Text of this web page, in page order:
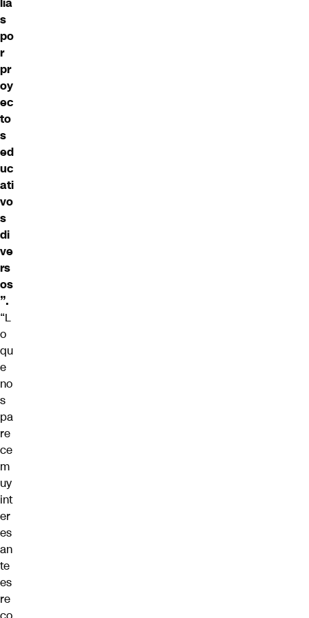
s
po
r
pr
oy
ec
to
s
ed
uc
ati
vo
s
di
ve
rs
os
”.
“L
o
qu
e
no
s
pa
re
ce
m
uy
int
er
es
an
te
es
re